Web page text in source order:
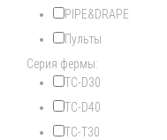
PIPE&DRAPE
Пульты
Серия фермы:
TC-D30
TC-D40
TC-T30